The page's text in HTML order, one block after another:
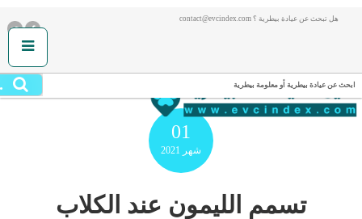
هل تبحث عن عيادة بيطرية ؟ contact@evcindex.com
ابحث عن عيادة بيطرية أو معلومة بيطرية
01
شهر 2021
تسمم الليمون عند الكلاب